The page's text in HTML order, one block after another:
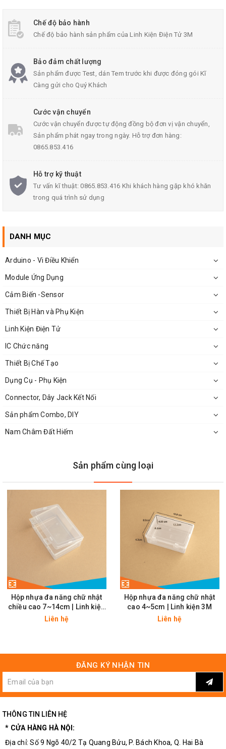
Hộp Nhựa 73x43x24mm
Thông Số Kĩ Thuật:
Kích thướchộp nhựa
:73x43x24 mm
Chất liệu: Nhựa cao cấp, chịu va đập tốt
Kích Thước Hộp Nhựa 73x43x24mm
Chi Tiết Hộp Nhựa 73x43x24mm
Kích Thước Thực Tế Hộp Nhựa 73x43x24mm
Chế độ bảo hành
Chế độ bảo hành sản phẩm của Linh Kiện Điện Tử 3M
Bảo đảm chất lượng
Sản phẩm được Test, dán Tem trước khi được đóng gói Kĩ
Càng gửi cho Quý Khách
Cước vận chuyển
Cước vận chuyển được tự động đồng bộ đơn vị vận chuyển,
Sản phẩm phát ngay trong ngày. Hỗ trợ đơn hàng:
0865.853.416
Hỗ trợ kỹ thuật
Tư vấn kĩ thuật: 0865.853.416 Khi khách hàng gặp khó khăn
trong quá trình sử dụng
DANH MỤC
Arduino - Vi Điều Khiển
Module Ứng Dụng
Cảm Biến -Sensor
Thiết Bị Hàn và Phụ Kiện
Linh Kiện Điện Tử
IC Chức năng
Thiết Bị Chế Tạo
Dụng Cụ - Phụ Kiện
Connector, Dây Jack Kết Nối
Sản phẩm Combo, DIY
Nam Châm Đất Hiếm
Sản phẩm cùng loại
Hộp nhựa đa năng chữ nhật
chiều cao 7~14cm | Linh kiện
3M
Liên hệ
Hộp nhựa đa năng chữ nhật
cao 4~5cm | Linh kiện 3M
Liên hệ
ĐĂNG KÝ NHẬN TIN
THÔNG TIN LIÊN HỆ
* CỬA HÀNG HÀ NỘI:
Địa chỉ: Số 9 Ngõ 40/2 Tạ Quang Bửu, P. Bách Khoa, Q. Hai Bà